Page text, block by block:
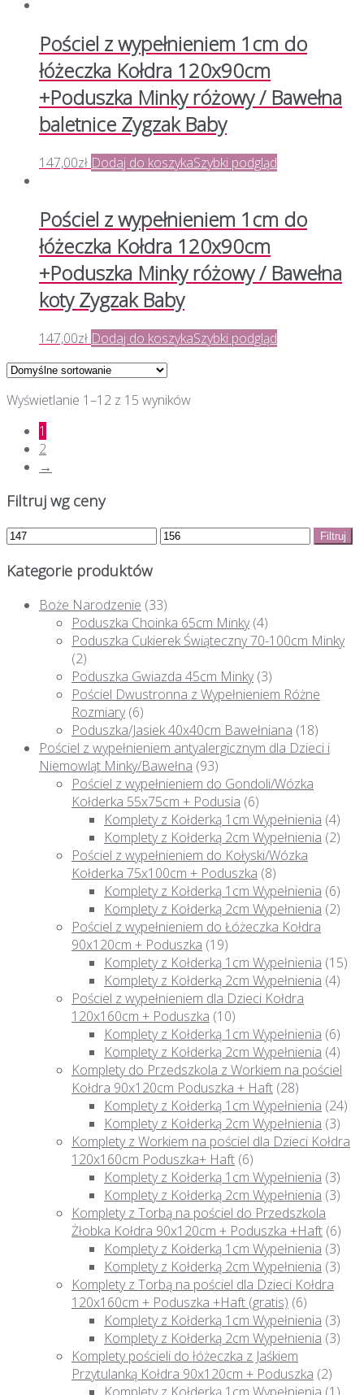
Pościel z wypełnieniem 1cm do
łóżeczka Kołdra 120x90cm
+Poduszka Minky różowy / Bawełna
baletnice Zygzak Baby
147,00zł Dodaj do koszykaSzybki podgląd
Pościel z wypełnieniem 1cm do
łóżeczka Kołdra 120x90cm
+Poduszka Minky różowy / Bawełna
koty Zygzak Baby
147,00zł Dodaj do koszykaSzybki podgląd
Wyświetlanie 1–12 z 15 wyników
1
2
→
Filtruj wg ceny
Filtruj
Kategorie produktów
Boże Narodzenie (33)
Poduszka Choinka 65cm Minky (4)
Poduszka Cukierek Świąteczny 70-100cm Minky
(2)
Poduszka Gwiazda 45cm Minky (3)
Pościel Dwustronna z Wypełnieniem Różne
Rozmiary (6)
Poduszka/Jasiek 40x40cm Bawełniana (18)
Pościel z wypełnieniem antyalergicznym dla Dzieci i
Niemowląt Minky/Bawełna (93)
Pościel z wypełnieniem do Gondoli/Wózka
Kołderka 55x75cm + Podusia (6)
Komplety z Kołderką 1cm Wypełnienia (4)
Komplety z Kołderką 2cm Wypełnienia (2)
Pościel z wypełnieniem do Kołyski/Wózka
Kołderka 75x100cm + Poduszka (8)
Komplety z Kołderką 1cm Wypełnienia (6)
Komplety z Kołderką 2cm Wypełnienia (2)
Pościel z wypełnieniem do Łóżeczka Kołdra
90x120cm + Poduszka (19)
Komplety z Kołderką 1cm Wypełnienia (15)
Komplety z Kołderką 2cm Wypełnienia (4)
Pościel z wypełnieniem dla Dzieci Kołdra
120x160cm + Poduszka (10)
Komplety z Kołderką 1cm Wypełnienia (6)
Komplety z Kołderką 2cm Wypełnienia (4)
Komplety do Przedszkola z Workiem na pościel
Kołdra 90x120cm Poduszka + Haft (28)
Komplety z Kołderką 1cm Wypełnienia (24)
Komplety z Kołderką 2cm Wypełnienia (3)
Komplety z Workiem na pościel dla Dzieci Kołdra
120x160cm Poduszka+ Haft (6)
Komplety z Kołderką 1cm Wypełnienia (3)
Komplety z Kołderką 2cm Wypełnienia (3)
Komplety z Torbą na pościel do Przedszkola
Żłobka Kołdra 90x120cm + Poduszka +Haft (6)
Komplety z Kołderką 1cm Wypełnienia (3)
Komplety z Kołderką 2cm Wypełnienia (3)
Komplety z Torbą na pościel dla Dzieci Kołdra
120x160cm + Poduszka +Haft (gratis) (6)
Komplety z Kołderką 1cm Wypełnienia (3)
Komplety z Kołderką 2cm Wypełnienia (3)
Komplety pościeli do łóżeczka z Jaśkiem
Przytulanką Kołdra 90x120cm + Poduszka (2)
Komplety z Kołderką 1cm Wypełnienia (1)